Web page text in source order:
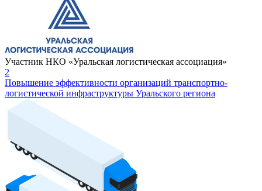
Участник НКО «Уральская логистическая ассоциация»
2
Повышение эффективности организаций транспортно-
логистической инфраструктуры Уральского региона